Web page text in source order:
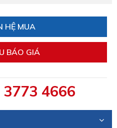
HỆ MUA
BÁO GIÁ
4666